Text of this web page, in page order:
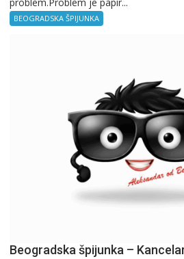
BEOGRADSKA ŠPIJUNKA
Beogradska špijunka –